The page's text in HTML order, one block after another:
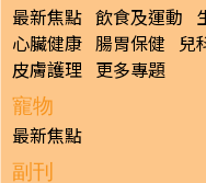
最新焦點 飲食及運動
心臟健康 腸胃保健 兒
皮膚護理 更多專題
寵物
最新焦點
副刊